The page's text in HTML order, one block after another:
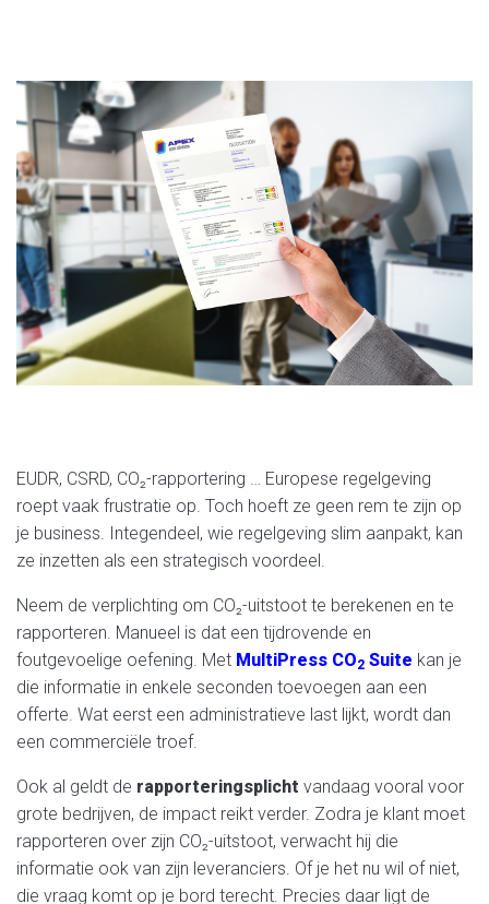
EUDR, CSRD, CO₂-rapportering … Europese regelgeving
roept vaak frustratie op. Toch hoeft ze geen rem te zijn op
je business. Integendeel, wie regelgeving slim aanpakt, kan
ze inzetten als een strategisch voordeel.
Neem de verplichting om CO₂-uitstoot te berekenen en te
rapporteren. Manueel is dat een tijdrovende en
foutgevoelige oefening. Met MultiPress CO2 Suite kan je
die informatie in enkele seconden toevoegen aan een
offerte. Wat eerst een administratieve last lijkt, wordt dan
een commerciële troef.
Ook al geldt de rapporteringsplicht vandaag vooral voor
grote bedrijven, de impact reikt verder. Zodra je klant moet
rapporteren over zijn CO₂-uitstoot, verwacht hij die
informatie ook van zijn leveranciers. Of je het nu wil of niet,
die vraag komt op je bord terecht. Precies daar ligt de